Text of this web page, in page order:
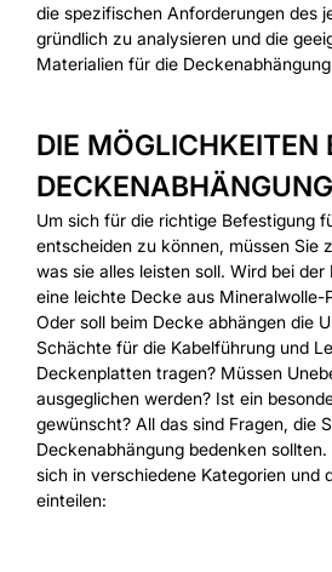
die spezifischen Anforderungen des
gründlich zu analysieren und die
Materialien für die
DIE MÖGLICHKEITEN
DECKENABHÄNGUNG
Um sich für die richtige Befestigung
entscheiden zu können, müssen Sie
was sie alles leisten soll. Wird bei
eine leichte Decke aus Mineralwolle-
Oder soll beim Decke abhängen die
Schächte für die Kabelführung und
Deckenplatten tragen? Müssen
ausgeglichen werden? Ist ein
gewünscht? All das sind Fragen, die
Deckenabhängung bedenken
sich in verschiedene Kategorien und
einteilen: